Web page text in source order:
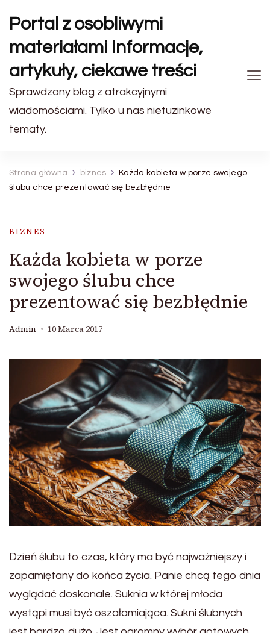
Portal z osobliwymi
materiałami Informacje,
artykuły, ciekawe treści
Sprawdzony blog z atrakcyjnymi
wiadomościami. Tylko u nas nietuzinkowe
tematy.
Strona główna biznes
Każda kobieta w porze swojego
ślubu chce prezentować się bezbłędnie
BIZNES
Każda kobieta w porze
swojego ślubu chce
prezentować się bezbłędnie
Admin 10 Marca 2017
Dzień ślubu to czas, który ma być najważniejszy i
zapamiętany do końca życia. Panie chcą tego dnia
wyglądać doskonale. Suknia w której młoda
wystąpi musi być oszałamiająca. Sukni ślubnych